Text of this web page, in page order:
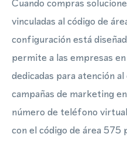
Cuando compras
vinculadas al código de
configuración está
permite a las empresas
dedicadas para atención
campañas de marketing
número de teléfono
con el código de área